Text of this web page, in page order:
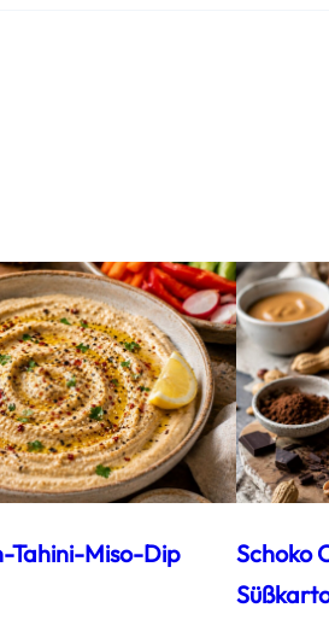
Tahini-Miso-Dip
Schoko